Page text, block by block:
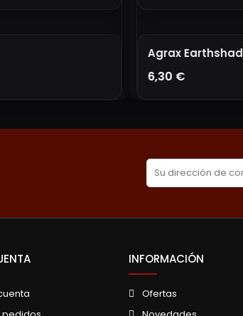
Agrax Earthshade
6,30 €
INFORMACIÓN
Ofertas